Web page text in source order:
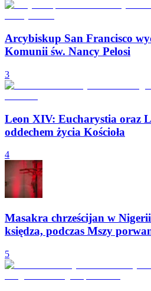
Arcybiskup San Francisco
Komunii św. Nancy Pelosi
3
Leon XIV: Eucharystia oraz
oddechem życia Kościoła
4
Masakra chrześcijan w
księdza, podczas Mszy
5